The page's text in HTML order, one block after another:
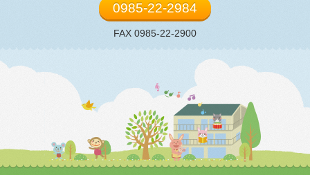
0985-22-2984
FAX 0985-22-2900